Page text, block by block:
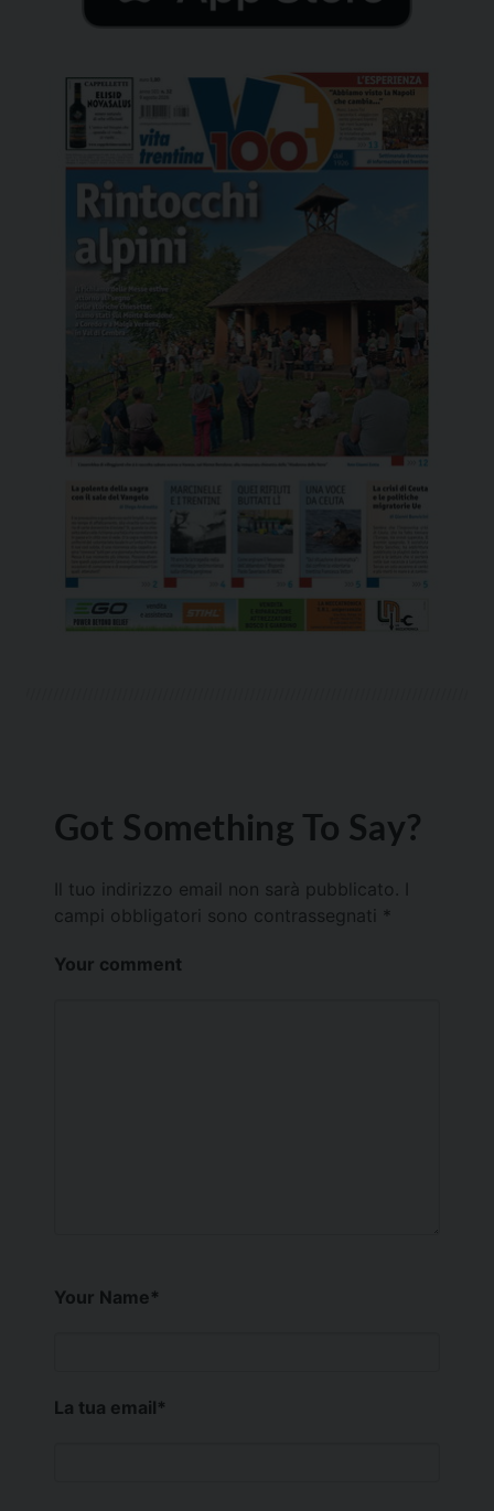
Got Something To Say?
Il tuo indirizzo email non sarà pubblicato.
campi obbligatori sono contrassegnati *
Your comment
Your Name*
La tua email*